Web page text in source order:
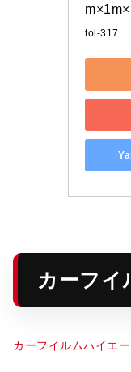
tol-317
カーフイ
カーフイルムハイエ